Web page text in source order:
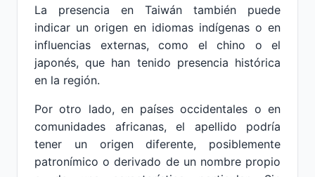
La presencia en Taiwán también puede
indicar un origen en idiomas indígenas o en
influencias externas, como el chino o el
japonés, que han tenido presencia histórica
en la región.
Por otro lado, en países occidentales o en
comunidades africanas, el apellido podría
tener un origen diferente, posiblemente
patronímico o derivado de un nombre propio